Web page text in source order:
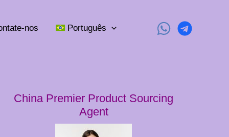
nos Português
China Premier Product Sourcing
Agent